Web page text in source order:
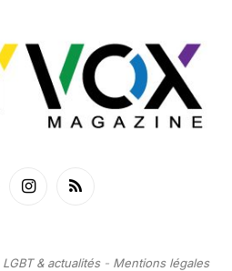
InstagramRSS
& actualités- Mentions légales